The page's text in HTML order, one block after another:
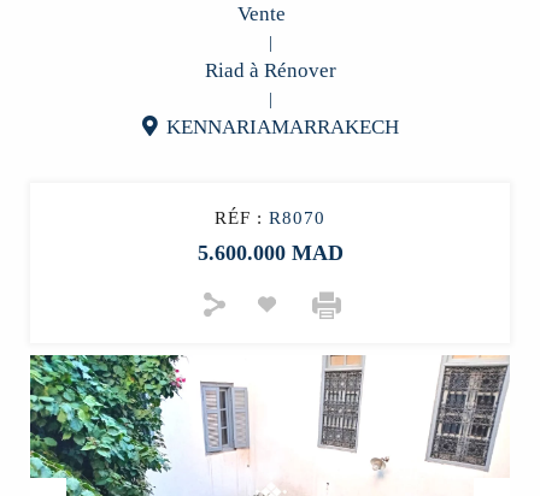
Vente
|
Riad à Rénover
|
KENNARIAMARRAKECH
RÉF : R8070
5.600.000 MAD